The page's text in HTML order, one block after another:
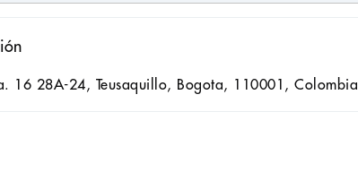
16 28A-24, Teusaquillo, Bogota, 110001, Colombia